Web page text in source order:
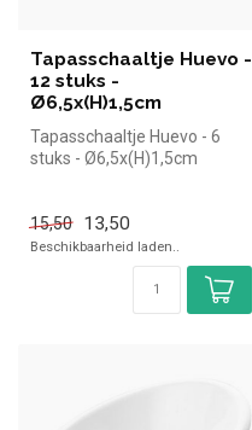
Tapasschaaltje Huevo -
12 stuks -
Ø6,5x(H)1,5cm
Tapasschaaltje Huevo - 6
stuks - Ø6,5x(H)1,5cm
15,50 13,50
Beschikbaarheid laden..